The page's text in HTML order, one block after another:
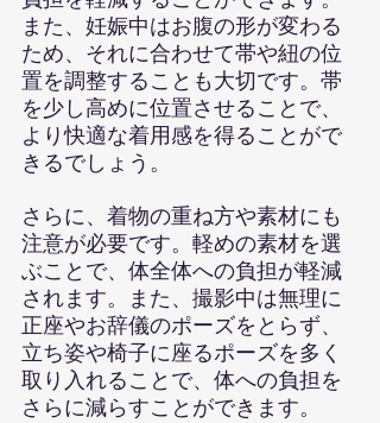
また、妊娠中はお腹の形が変わる
ため、それに合わせて帯や紐の位
置を調整することも大切です。帯
を少し高めに位置させることで、
より快適な着用感を得ることがで
きるでしょう。
さらに、着物の重ね方や素材にも
注意が必要です。軽めの素材を選
ぶことで、体全体への負担が軽減
されます。また、撮影中は無理に
正座やお辞儀のポーズをとらず、
立ち姿や椅子に座るポーズを多く
取り入れることで、体への負担を
さらに減らすことができます。